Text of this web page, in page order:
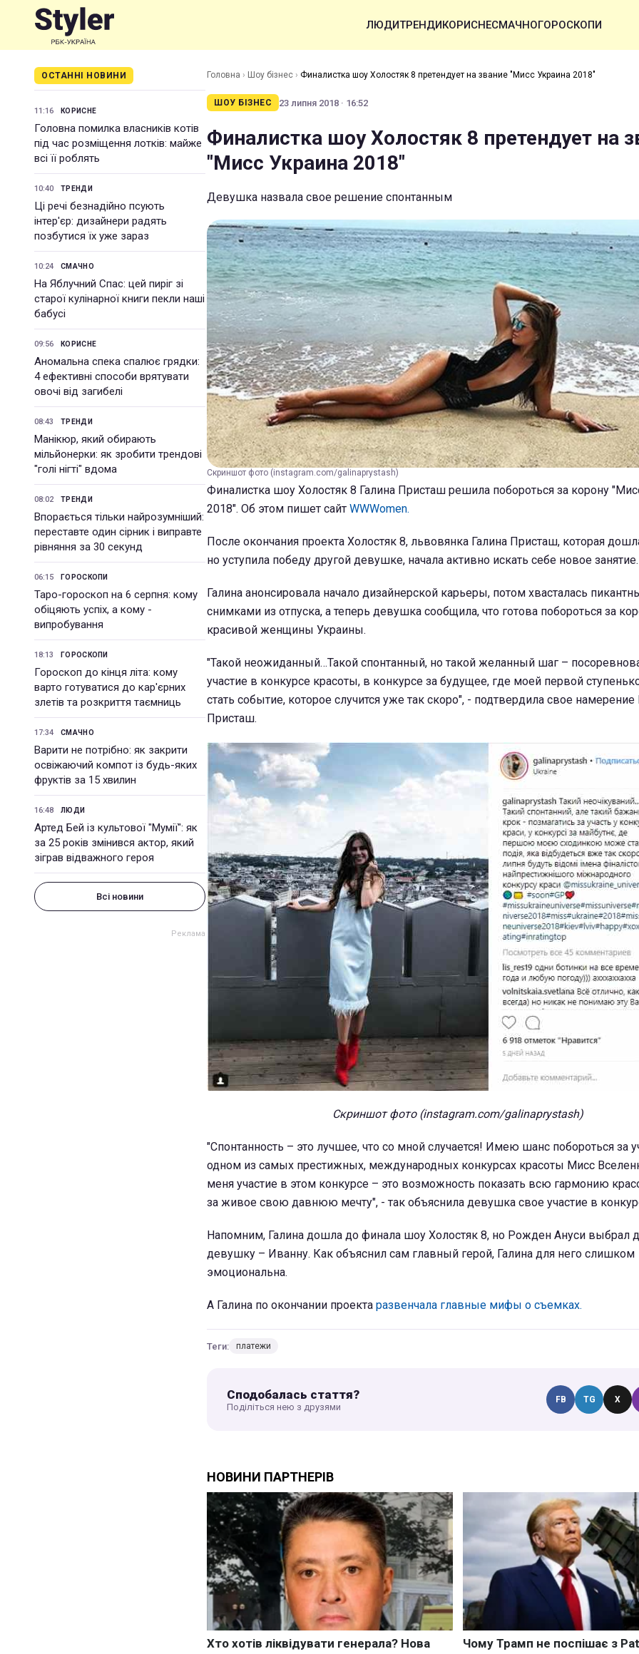
ЛЮДИТРЕНДИКОРИСНЕСМАЧНОГОРОСКОПИ
ОСТАННІ НОВИНИ
11:16 КОРИСНЕ
Головна помилка власників котів
під час розміщення лотків: майже
всі її роблять
10:40 ТРЕНДИ
Ці речі безнадійно псують
інтер'єр: дизайнери радять
позбутися їх уже зараз
10:24 СМАЧНО
На Яблучний Спас: цей пиріг зі
старої кулінарної книги пекли наші
бабусі
09:56 КОРИСНЕ
Аномальна спека спалює грядки:
4 ефективні способи врятувати
овочі від загибелі
08:43 ТРЕНДИ
Манікюр, який обирають
мільйонерки: як зробити трендові
"голі нігті" вдома
08:02 ТРЕНДИ
Впорається тільки найрозумніший:
переставте один сірник і виправте
рівняння за 30 секунд
06:15 ГОРОСКОПИ
Таро-гороскоп на 6 серпня: кому
обіцяють успіх, а кому -
випробування
18:13 ГОРОСКОПИ
Гороскоп до кінця літа: кому
варто готуватися до кар'єрних
злетів та розкриття таємниць
17:34 СМАЧНО
Варити не потрібно: як закрити
освіжаючий компот із будь-яких
фруктів за 15 хвилин
16:48 ЛЮДИ
Артед Бей із культової "Мумії": як
за 25 років змінився актор, який
зіграв відважного героя
Всі новини
Головна › Шоу бізнес › Финалистка шоу Холостяк 8 претендует на звание "Мисс Украина 2018"
ШОУ БІЗНЕС 23 липня 2018 · 16:52
Финалистка шоу Холостяк 8 претендует на
"Мисс Украина 2018"
Девушка назвала свое решение спонтанным
Скриншот фото (instagram.com/galinaprystash)
Финалистка шоу Холостяк 8 Галина Присташ решила побороться за корону
2018". Об этом пишет сайт WWWomen.
После окончания проекта Холостяк 8, львовянка Галина Присташ, которая
но уступила победу другой девушке, начала активно искать себе новое занятие.
Галина анонсировала начало дизайнерской карьеры, потом хвасталась
снимками из отпуска, а теперь девушка сообщила, что готова побороться за
красивой женщины Украины.
"Такой неожиданный…Такой спонтанный, но такой желанный шаг –
участие в конкурсе красоты, в конкурсе за будущее, где моей первой
стать событие, которое случится уже так скоро", - подтвердила свое намерение
Присташ.
Скриншот фото (instagram.com/galinaprystash)
"Спонтанность – это лучшее, что со мной случается! Имею шанс побороться за
одном из самых престижных, международных конкурсах красоты Мисс
меня участие в этом конкурсе – это возможность показать всю гармонию
за живое свою давнюю мечту", - так объяснила девушка свое участие в
Напомним, Галина дошла до финала шоу Холостяк 8, но Рожден Ануси выбрал
девушку – Иванну. Как объяснил сам главный герой, Галина для него слишком
эмоциональна.
А Галина по окончании проекта развенчала главные мифы о съемках.
Теги: платежи
Сподобалась стаття?
Поділіться нею з друзями
FB TG X